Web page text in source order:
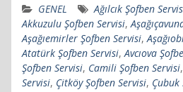
GENEL
Ağılcık Şofben
Akkuzulu Şofben Servisi,
Aşağıemirler Şofben Servisi,
Atatürk Şofben Servisi,Avcıova
Şofben Servisi, Camili Şofben Servisi,
Servisi, Çitköy Şofben Servisi, Çubuk